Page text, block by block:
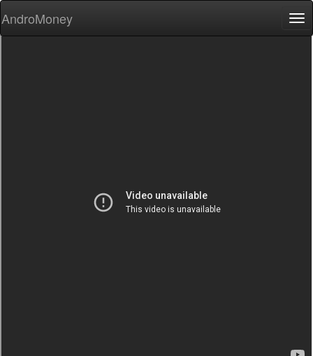
AndroMoney